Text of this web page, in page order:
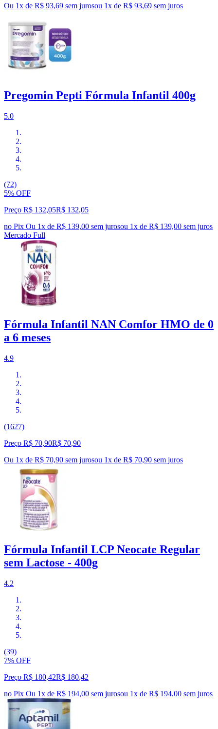
Ou 1x de R$ 93,69 sem jurosou 1x de R$ 93,69 sem juros
Pregomin Pepti Fórmula Infantil 400g
5.0
(72)
5% OFF
Preço R$ 132,05R$ 132,05
no Pix Ou 1x de R$ 139,00 sem jurosou 1x de R$ 139,00 sem juros
Mercado Full
Fórmula Infantil NAN Comfor HMO de 0
a 6 meses
4.9
(1627)
Preço R$ 70,90R$ 70,90
Ou 1x de R$ 70,90 sem jurosou 1x de R$ 70,90 sem juros
Fórmula Infantil LCP Neocate Regular
sem Lactose - 400g
4.2
(39)
7% OFF
Preço R$ 180,42R$ 180,42
no Pix Ou 1x de R$ 194,00 sem jurosou 1x de R$ 194,00 sem juros